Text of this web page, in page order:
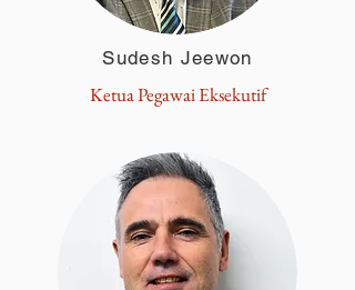
Sudesh Jeewon
Ketua Pegawai Eksekutif